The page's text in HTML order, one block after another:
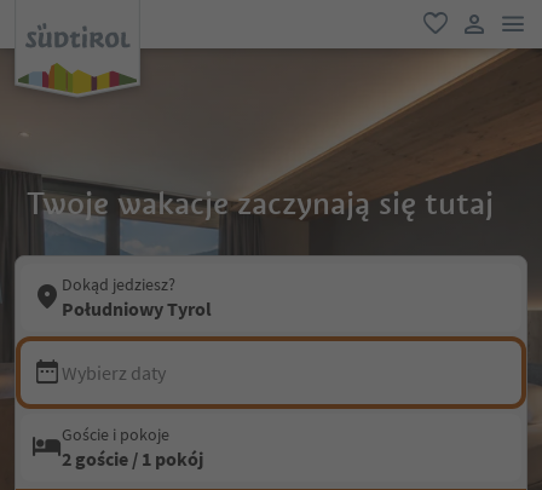
ulubione
link
Twoje wakacje zaczynają się tutaj
Dokąd jedziesz?
Południowy Tyrol
Wybierz daty
Goście i pokoje
2 goście / 1 pokój